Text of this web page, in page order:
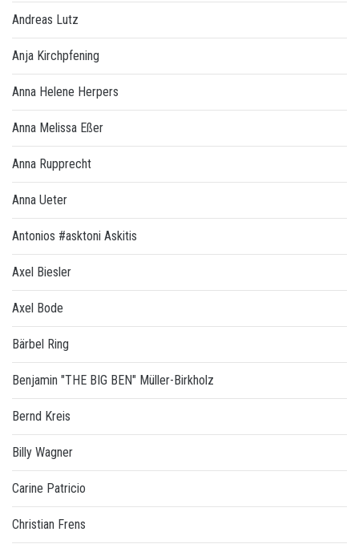
Andreas Lutz
Anja Kirchpfening
Anna Helene Herpers
Anna Melissa Eßer
Anna Rupprecht
Anna Ueter
Antonios #asktoni Askitis
Axel Biesler
Axel Bode
Bärbel Ring
Benjamin "THE BIG BEN" Müller-Birkholz
Bernd Kreis
Billy Wagner
Carine Patricio
Christian Frens